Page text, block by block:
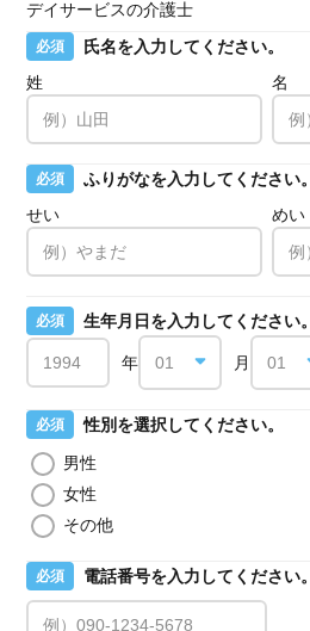
デイサービスの介護士
必須
氏名を入力してください。
姓
名
必須
ふりがなを入力してください。
せい
めい
必須 生年月日を入力してください。
年 月
必須
性別を選択してください。
男性
女性
その他
必須 電話番号を入力してください。